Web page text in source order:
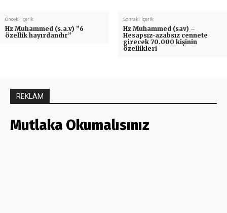
Önceki İçerik
Hz Muhammed (s.a.v) ”6
özellik hayırdandır”
Sonraki İçerik
Hz Muhammed (sav) –
Hesapsız-azabsız cennete
girecek 70.000 kişinin
özellikleri
REKLAM
Mutlaka Okumalısınız